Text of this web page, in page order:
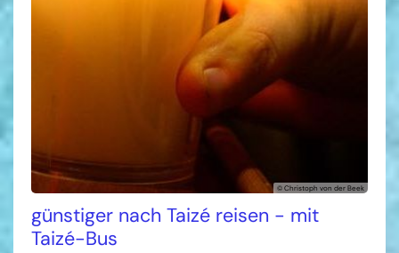
© Christoph von der Beek
günstiger nach Taizé reisen - mit
Taizé-Bus